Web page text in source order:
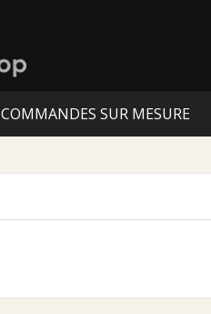
COMMANDES SUR MESURE